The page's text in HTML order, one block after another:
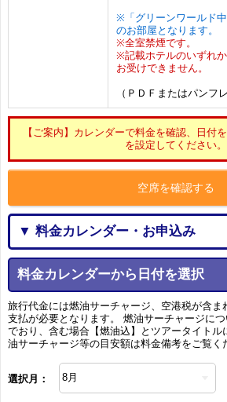
※「グリーンワールド
のお部屋となります。
※全室禁煙です。
※記載ホテルのいずれ
お受けできません。
（ＰＤＦまたはパンフ
【ご案内】カレンダーで料金を確認、日付
を設定してください。
空席を確認する
▼ 料金カレンダー・お申込み
料金カレンダーから日付を選択
旅行代金には燃油サーチャージ、空港税が含ま
支払が必要となります。 燃油サーチャージに
でおり、含む場合【燃油込】とツアータイトル
油サーチャージ等の目安額は料金備考をご覧く
選択月：